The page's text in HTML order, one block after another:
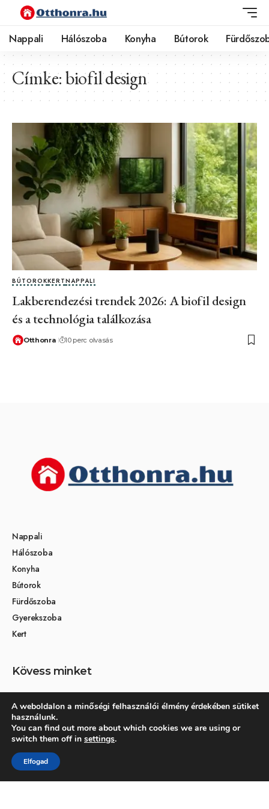
Nappali Hálószoba Konyha Bútorok
Címke:biofil design
BÚTOROKKERTNAPPALI
Lakberendezési trendek 2026: A biofil design
és a technológia találkozása
Otthonra 10 perc olvasás
Nappali
Hálószoba
Konyha
Bútorok
Fürdőszoba
Gyerekszoba
Kert
Kövess minket
Társoldalak
Otthon és dekoráció
Kertikék kertmagazin
A weboldalon a minőségi felhasználói élmény érdekében sütiket
használunk.
You can find out more about which cookies we are using or
switch them off in settings.
Elfogad